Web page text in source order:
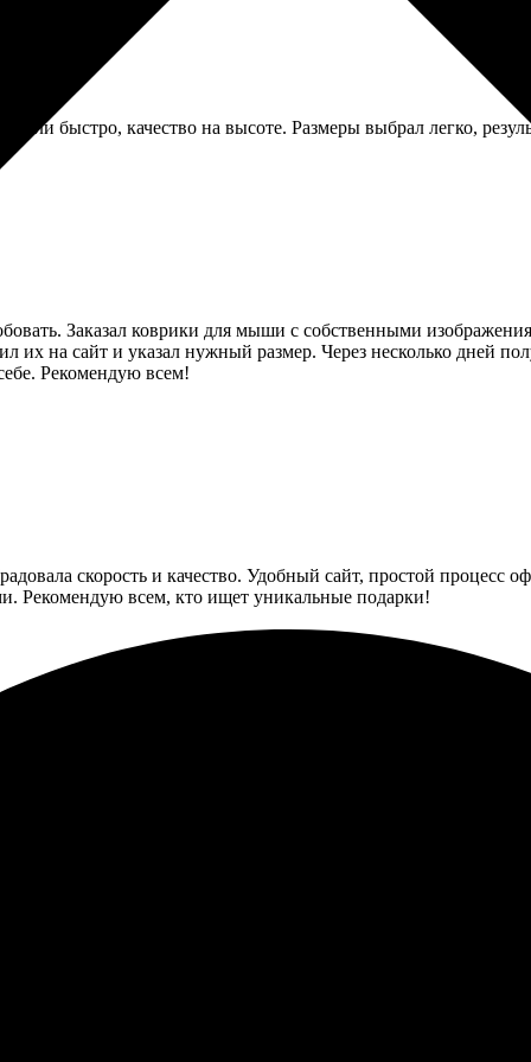
быстро, качество на высоте. Размеры выбрал легко,
Заказал коврики для мыши с собственными
на сайт и указал нужный размер. Через несколько дней
Рекомендую всем!
скорость и качество. Удобный сайт, простой процесс
Рекомендую всем, кто ищет уникальные подарки!
для мыши – приятно удивила доставка. Удобный интерфейс
сюрпризами! Рекомендую друзьям!
таким простым. Все сделала онлайн: загрузила нужные